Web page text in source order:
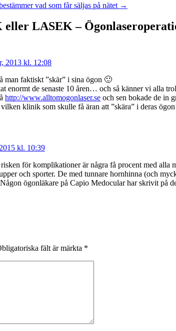
vad som får säljas på nätet →
eller LASEK –
2013 kl. 12:08
man faktiskt ”skär” i sina ögon 🙂
enormt de senaste 10 åren… och så känner vi alla
http://www.alltomogonlaser.se och sen bokade de in
klinik som skulle få äran att ”skära” i deras
kl. 10:39
för komplikationer är några få procent med
och sporter. De med tunnare hornhinna (och
ögonläkare på Capio Medocular har skrivit på
fält är märkta *